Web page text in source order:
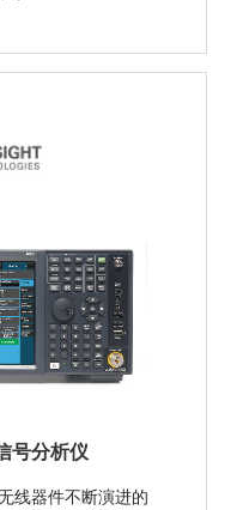
号分析仪
线器件不断演进的